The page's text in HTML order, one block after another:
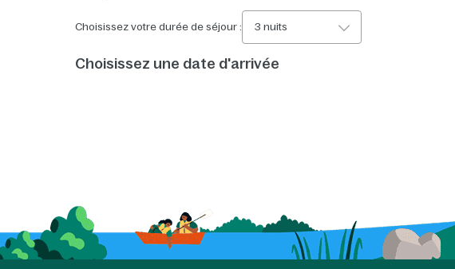
Choisissez votre durée de séjour : 3 nuits
Choisissez une date d'arrivée